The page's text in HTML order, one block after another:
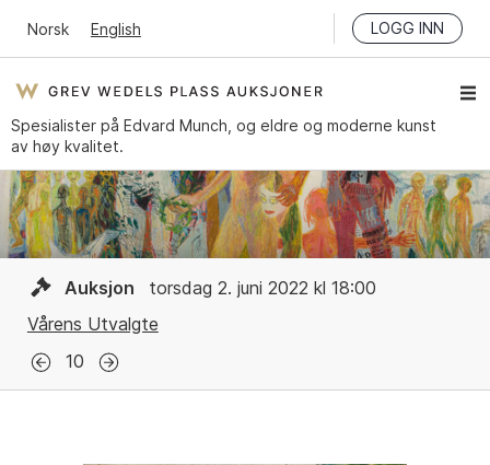
Norsk English LOGG INN
Spesialister på Edvard Munch, og eldre og moderne kunst
av høy kvalitet.
Auksjon
torsdag 2. juni 2022 kl 18:00
Vårens Utvalgte
10